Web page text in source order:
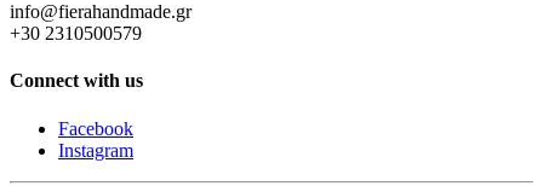
info@fierahandmade.gr
+30 2310500579
Connect with us
Facebook
Instagram